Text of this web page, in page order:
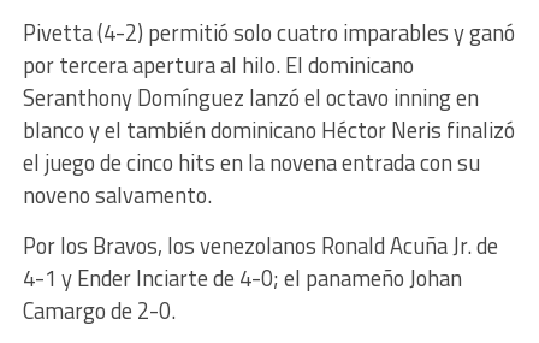
Pivetta (4-2) permitió solo cuatro imparables y ganó
por tercera apertura al hilo. El dominicano
Seranthony Domínguez lanzó el octavo inning en
blanco y el también dominicano Héctor Neris finalizó
el juego de cinco hits en la novena entrada con su
noveno salvamento.
Por los Bravos, los venezolanos Ronald Acuña Jr. de
4-1 y Ender Inciarte de 4-0; el panameño Johan
Camargo de 2-0.